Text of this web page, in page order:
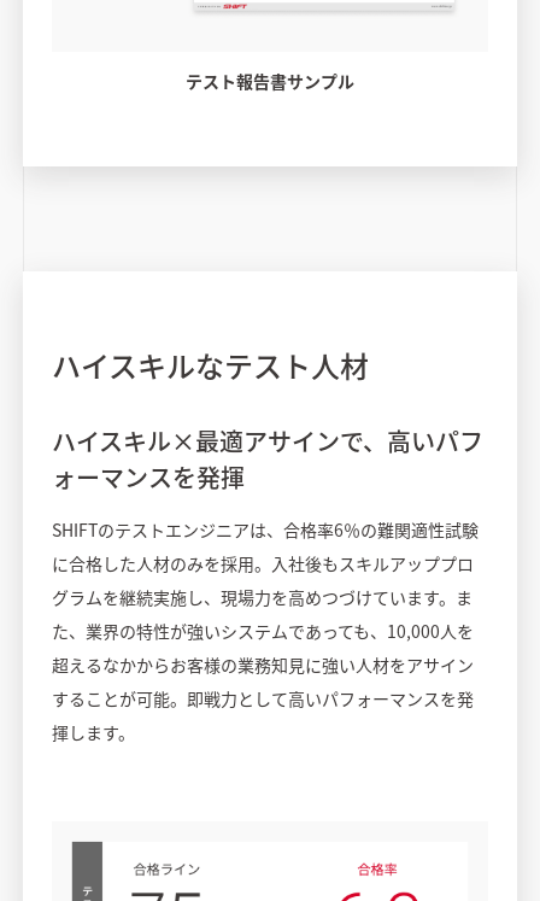
テスト報告書サンプル
ハイスキルなテスト人材
ハイスキル×最適アサインで、高いパフ
ォーマンスを発揮
SHIFTのテストエンジニアは、合格率6％の難関適性試験
に合格した人材のみを採用。入社後もスキルアッププロ
グラムを継続実施し、現場力を高めつづけています。ま
た、業界の特性が強いシステムであっても、10,000人を
超えるなかからお客様の業務知見に強い人材をアサイン
することが可能。即戦力として高いパフォーマンスを発
揮します。